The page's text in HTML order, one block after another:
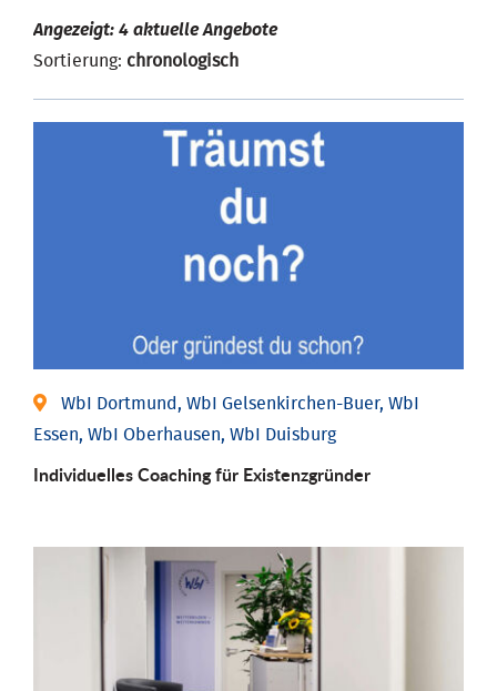
Angezeigt: 4 aktuelle Angebote
Sortierung: chronologisch
WbI Dortmund, WbI Gelsenkirchen-Buer, WbI
Essen, WbI Oberhausen, WbI Duisburg
Individu­elles Coaching für Existenz­gründer